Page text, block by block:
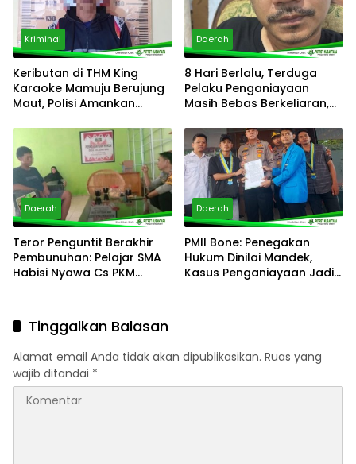
Kriminal
Keributan di THM King
Karaoke Mamuju Berujung
Maut, Polisi Amankan
Daerah
8 Hari Berlalu, Terduga
Pelaku Penganiayaan
Masih Bebas Berkeliaran,
Penanganan Polres
Palopo?
Daerah
Teror Penguntit Berakhir
Pembunuhan: Pelajar SMA
Habisi Nyawa Cs PKM
Daerah
PMII Bone: Penegakan
Hukum Dinilai Mandek,
Kasus Penganiayaan Jadi
Tinggalkan Balasan
Alamat email Anda tidak akan dipublikasikan. Ruas yang
wajib ditandai *